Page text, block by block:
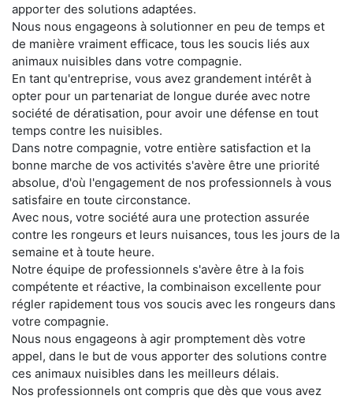
apporter des solutions adaptées.
Nous nous engageons à solutionner en peu de temps et
de manière vraiment efficace, tous les soucis liés aux
animaux nuisibles dans votre compagnie.
En tant qu'entreprise, vous avez grandement intérêt à
opter pour un partenariat de longue durée avec notre
société de dératisation, pour avoir une défense en tout
temps contre les nuisibles.
Dans notre compagnie, votre entière satisfaction et la
bonne marche de vos activités s'avère être une priorité
absolue, d'où l'engagement de nos professionnels à vous
satisfaire en toute circonstance.
Avec nous, votre société aura une protection assurée
contre les rongeurs et leurs nuisances, tous les jours de la
semaine et à toute heure.
Notre équipe de professionnels s'avère être à la fois
compétente et réactive, la combinaison excellente pour
régler rapidement tous vos soucis avec les rongeurs dans
votre compagnie.
Nous nous engageons à agir promptement dès votre
appel, dans le but de vous apporter des solutions contre
ces animaux nuisibles dans les meilleurs délais.
Nos professionnels ont compris que dès que vous avez